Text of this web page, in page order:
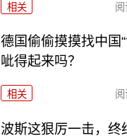
相关 阅
德国偷偷摸摸找中国
呲得起来吗？
相关 阅
波斯这狠厉一击，终